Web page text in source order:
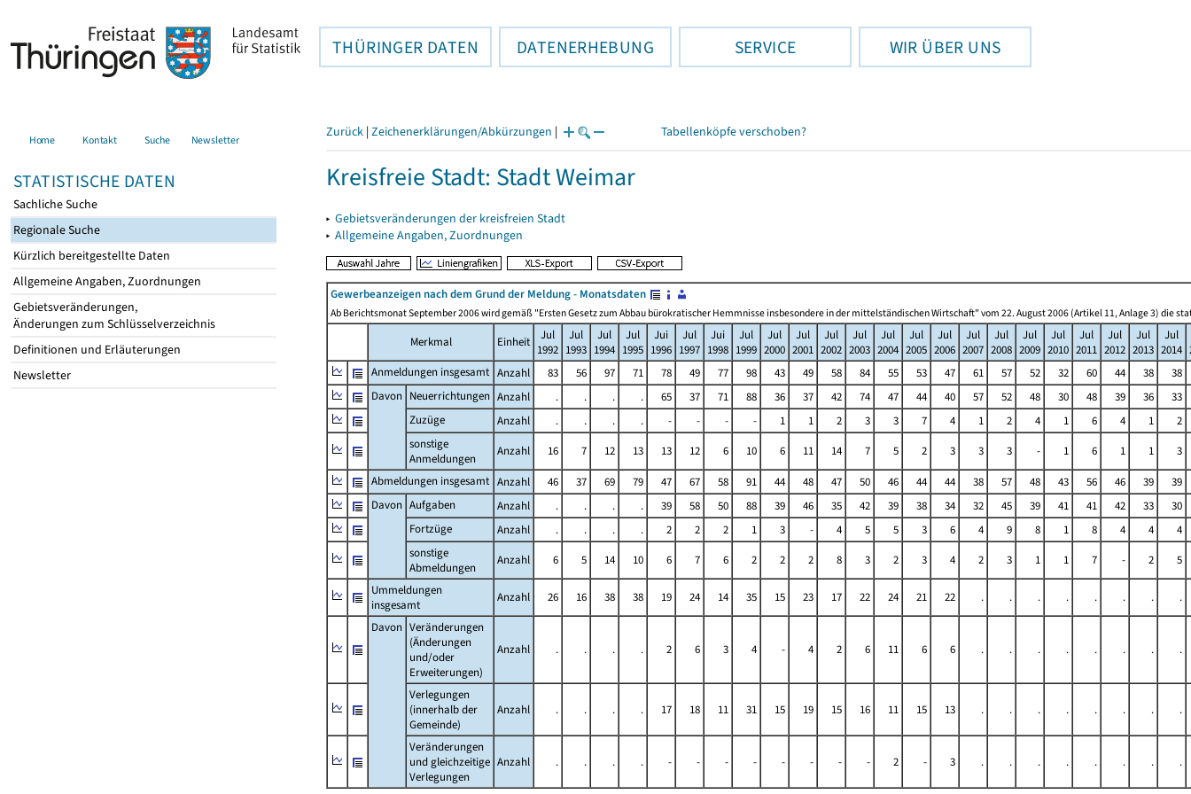
THÜRINGER DATEN DATENERHEBUNG SERVICE WIR ÜBER UNS
Home Kontakt Suche Newsletter
STATISTISCHE DATEN
Sachliche Suche
Regionale Suche
Kürzlich bereitgestellte Daten
Allgemeine Angaben, Zuordnungen
Gebietsveränderungen,
Änderungen zum Schlüsselverzeichnis
Definitionen und Erläuterungen
Newsletter
Zurück | Zeichenerklärungen/Abkürzungen | Tabellenköpfe verschoben?
Kreisfreie Stadt: Stadt Weimar
▸ Gebietsveränderungen der kreisfreien Stadt
▸ Allgemeine Angaben, Zuordnungen
Gewerbeanzeigen nach dem Grund der Meldung - Monatsdaten
Ab Berichtsmonat September 2006 wird gemäß "Ersten Gesetz zum Abbau bürokratischer Hemmnisse insbesondere in der mittelständischen Wirtschaft" vom 22. August 2006 (Artikel 11, Anlage 3) die
Merkmal Einheit
Jul
1992
Jul
1993
Jul
1994
Jul
1995
Jui
1996
Jul
1997
Jui
1998
Jul
1999
Jul
2000
Jul
2001
Jul
2002
Jul
2003
Jul
2004
Jul
2005
Jul
2006
Jul
2007
Jul
2008
Jul
2009
Jul
2010
Jul
2011
Jul
2012
Jul
2013
Jul
2014
Anmeldungen insgesamt Anzahl 83 56 97 71 78 49 77 98 43 49 58 84 55 53 47 61 57 52 32 60 44 38
38
Davon Neuerrichtungen Anzahl . . . . 65 37 71 88 36 37 42 74 47 44 40 57 52 48 30 48 39 36
33
Zuzüge
Anzahl . . . . - - - - 1 1 2 3 3 7 4 1 2 4 1 6 4 1
2
sonstige
Anmeldungen
Anzahl 16 7 12 13 13 12 6 10 6 11 14 7 5 2 3 3 3 - 1 6 1 1
3
Abmeldungen insgesamt Anzahl 46 37 69 79 47 67 58 91 44 48 47 50 46 44 44 38 57 48 43 56 46 39
39
Davon Aufgaben Anzahl . . . . 39 58 50 88 39 46 35 42 39 38 34 32 45 39 41 41 42 33
30
Fortzüge
Anzahl . . . . 2 2 2 1 3 - 4 5 5 3 6 4 9 8 1 8 4 4
4
sonstige
Abmeldungen
Anzahl 6 5 14 10 6 7 6 2 2 2 8 3 2 3 4 2 3 1 1 7 - 2
5
Ummeldungen
insgesamt
Anzahl 26 16 38 38 19 24 14 35 15 23 17 22 24 21 22 . . . . . . .
.
Davon Veränderungen
(Änderungen
und/oder
Erweiterungen)
Anzahl . . . . 2 6 3 4 - 4 2 6 11 6 6 . . . . . . . .
Verlegungen
(innerhalb der
Gemeinde)
Anzahl . . . . 17 18 11 31 15 19 15 16 11 15 13 . . . . . . . .
Veränderungen
und gleichzeitige
Verlegungen
Anzahl . . . . - - - - - - - - 2 - 3 . . . . . . . .